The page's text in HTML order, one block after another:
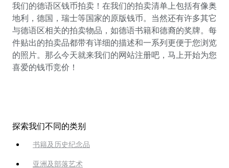
我们的德语区钱币拍卖！在我们的拍卖清单上包括有像奥
地利，德国，瑞士等国家的原版钱币。当然还有许多其它
与德语区相关的拍卖物品，如德语书籍和德裔的奖牌。每
件贴出的拍卖品都带有详细的描述和一系列更便于您浏览
的照片。那么今天就来我们的网站注册吧，马上开始为您
喜爱的钱币竞价！
探索我们不同的类别
书籍及历史纪念品
亚洲及部落艺术